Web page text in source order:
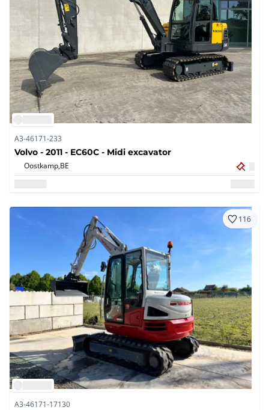
A3-46171-233
Volvo - 2011 - EC60C - Midi excavator
Oostkamp,BE
116
A3-46171-17130